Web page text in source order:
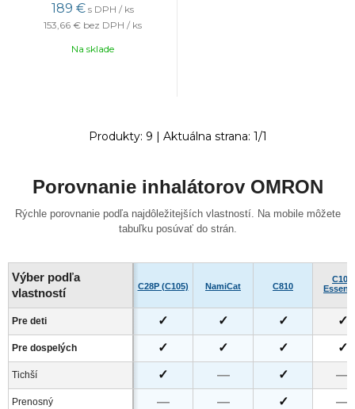
189 € s DPH / ks
153,66 € bez DPH / ks
Na sklade
Produkty: 9 | Aktuálna strana: 1/1
Porovnanie inhalátorov OMRON
Rýchle porovnanie podľa najdôležitejších vlastností. Na mobile môžete
tabuľku posúvať do strán.
Výber podľa
vlastností
C28P (C105) NamiCat C810
C101
Pre deti ✓ ✓ ✓ ✓
Pre dospelých ✓ ✓ ✓ ✓
Tichší ✓ — ✓ —
Prenosný — — ✓ —